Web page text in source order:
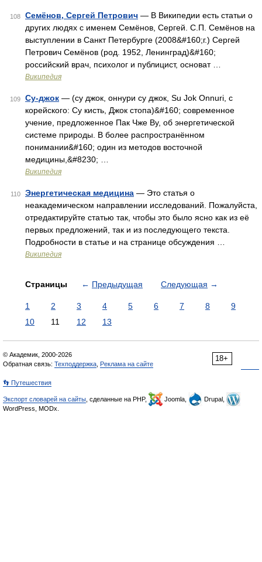
108 Семёнов, Сергей Петрович — В Википедии есть статьи о
других людях с именем Семёнов, Сергей. C.П. Семёнов на
выступлении в Санкт Петербурге (2008&#160;г.) Сергей
Петрович Семёнов (род. 1952, Ленинград)&#160;
российский врач, психолог и публицист, основат …
Википедия
109 Су-джок — (су джок, оннури су джок, Su Jok Onnuri, с
корейского: Су кисть, Джок стопа)&#160; современное
учение, предложенное Пак Чже Ву, об энергетической
системе природы. В более распространённом
понимании&#160; один из методов восточной
медицины,&#8230; …
Википедия
110 Энергетическая медицина — Это статья о
неакадемическом направлении исследований. Пожалуйста,
отредактируйте статью так, чтобы это было ясно как из её
первых предложений, так и из последующего текста.
Подробности в статье и на странице обсуждения …
Википедия
Страницы ← Предыдущая Следующая →
1 2 3 4 5 6 7 8
9
10
11 12 13
18+
© Академик, 2000-2026
Обратная связь: Техподдержка Реклама на сайте
👣 Путешествия
Экспорт словарей на сайты , сделанные на PHP, Joomla,
Drupal,
WordPress, MODx.